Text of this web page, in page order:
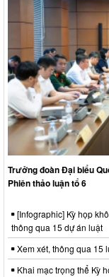
Trưởng đoàn Đại biểu
Phiên thảo luận tổ 6
[Infographic] Kỳ họp
thông qua 15 dự án luật
Xem xét, thông qua 15
Khai mạc trọng thể Kỳ